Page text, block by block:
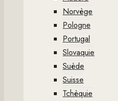
Norvège
Pologne
Portugal
Slovaquie
Suède
Suisse
Tchèquie